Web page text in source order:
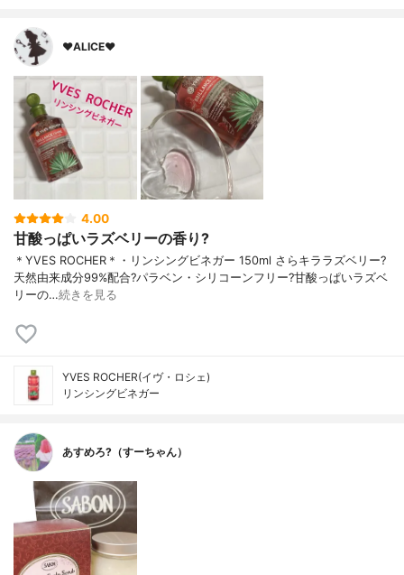
♥ALICE♥
4.00
甘酸っぱいラズベリーの香り?
＊YVES ROCHER＊・リンシングビネガー 150ml さらキララズベリー?
天然由来成分99%配合?パラベン・シリコーンフリー?甘酸っぱいラズベ
リーの…続きを見る
YVES ROCHER(イヴ・ロシェ)
リンシングビネガー
あすめろ?（すーちゃん）